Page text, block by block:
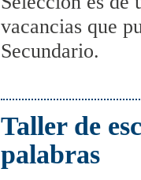
vacancias que
Secundario.
Taller de
palabras